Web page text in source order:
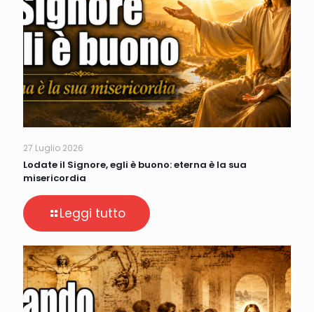
27 Luglio 2026
Lodate il Signore, egli è buono: eterna è la sua
misericordia
Leggi tutto